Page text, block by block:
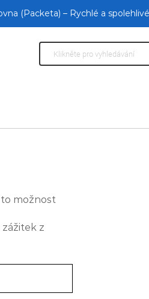
(Packeta) – Rychlé a
možnost
z